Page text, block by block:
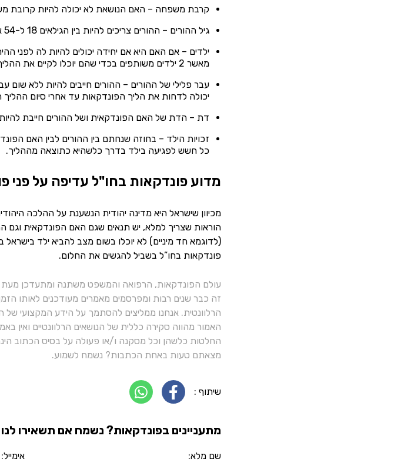
קרבת משפחה – האם הנושאת לא יכולה להיות קרובת
גיל ההורים – ההורים צריכים להיות בין הגילאים 18 ל-54 אך יש מצבים בהם מתקבל אישור חריג וגם אחרי גיל 54 אפשר להתחיל בתהליך.
מאשר 2 ילדים משותפים בכדי שהם יוכלו לקיים את ההליך.
עבר פלילי של ההורים – ההורים חייבים להיות ללא
יכולה לדחות את הליך הפונדקאות עד אחרי סיום ההליך
דת – הדת של האם הפונדקאית ושל ההורים חייבת
זכויות הילד – בחוזה שנחתם בין ההורים לבין האם
כל חשש לפגיעה בילד בדרך כלשהיא כתוצאה מההליך.
מדוע פונדקאות בחו"ל עדיפה על פני
מכיוון שישראל היא מדינה יהודית הנשענת על ההלכה
הוראות שצריך למלא, יש תנאים שגם האם הפונדקאית וגם
(לדוגמא חד מיניים) לא יוכלו בשום מצב להביא ילד
פונדקאות בחו”ל בשביל להגשים את החלום.
עולם הפונדקאות, הרפואה והמשפט משתנה ומתעדכן
זה כבר שנים רבות ומפרסמים מאמרים מעודכנים לאותו
הרלוונטית. אנחנו ממליצים להסתמך על הידע המקצועי של
האמור מהווה סקירה כללית של הנושאים הרלוונטיים ואין
החלטות כלשהן וכל מסקנה ו/או פעולה על בסיס הכתוב
מצאתם טעות באחת הכתבות? נשמח לשמוע.
שיתוף :
מתעניינים בפונדקאות? נשמח אם תשאירו
שם מלא: אימייל: